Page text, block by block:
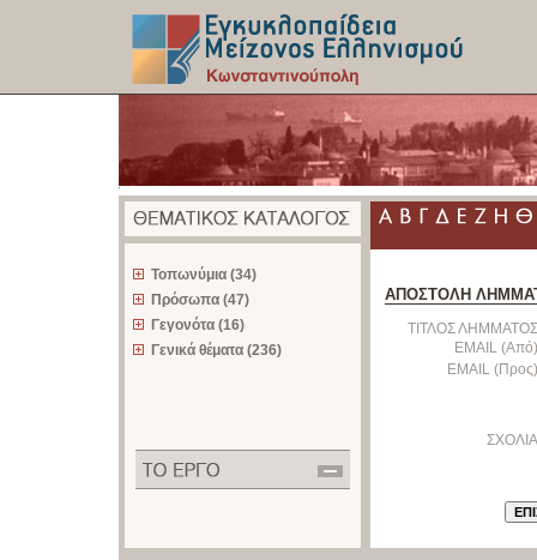
Τοπωνύμια (34)
Πρόσωπα (47)
Γεγονότα (16)
Γενικά θέματα (236)
ΑΠΟΣΤΟΛΗ
ΤΙΤΛΟΣ
EMAIL
EMAIL